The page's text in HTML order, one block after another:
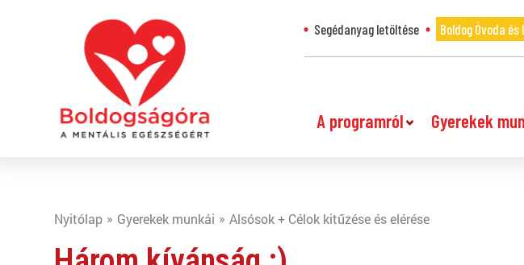
Segédanyag letöltése Boldog Óvoda
A programról Gyerekek
Nyitólap Gyerekek munkái Alsósok + Célok kitűzése és elérése